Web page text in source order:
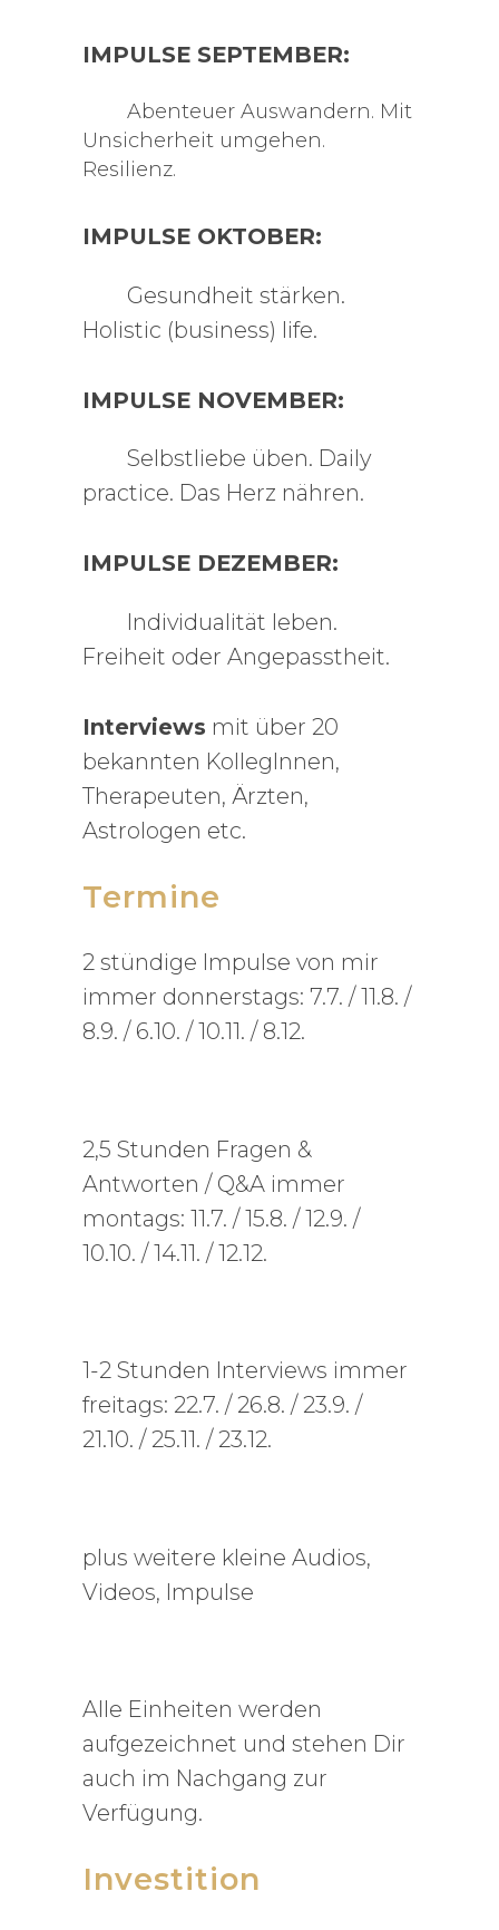
IMPULSE SEPTEMBER:
Abenteuer Auswandern. Mit
Unsicherheit umgehen.
Resilienz.
IMPULSE OKTOBER:
Gesundheit stärken.
Holistic (business) life.
IMPULSE NOVEMBER:
Selbstliebe üben. Daily
practice. Das Herz nähren.
IMPULSE DEZEMBER:
Individualität leben.
Freiheit oder Angepasstheit.
Interviews mit über 20
bekannten KollegInnen,
Therapeuten, Ärzten,
Astrologen etc.
Termine
2 stündige Impulse von mir
immer donnerstags: 7.7. / 11.8. /
8.9. / 6.10. / 10.11. / 8.12.
2,5 Stunden Fragen &
Antworten / Q&A immer
montags: 11.7. / 15.8. / 12.9. /
10.10. / 14.11. / 12.12.
1-2 Stunden Interviews immer
freitags: 22.7. / 26.8. / 23.9. /
21.10. / 25.11. / 23.12.
plus weitere kleine Audios,
Videos, Impulse
Alle Einheiten werden
aufgezeichnet und stehen Dir
auch im Nachgang zur
Verfügung.
Investition